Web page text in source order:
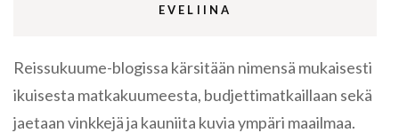
EVELIINA
Reissukuume-blogissa kärsitään nimensä mukaisesti
ikuisesta matkakuumeesta, budjettimatkaillaan sekä
jaetaan vinkkejä ja kauniita kuvia ympäri maailmaa.